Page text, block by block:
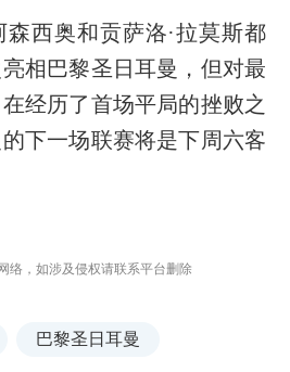
西奥和贡萨洛·拉莫斯都
相巴黎圣日耳曼，但对最
经历了首场平局的挫败之
下一场联赛将是下周六客
络，如涉及侵权请联系平台删除
巴黎圣日耳曼